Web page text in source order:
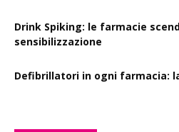
Drink Spiking: le farmacie
sensibilizzazione
Defibrillatori in ogni farmacia: